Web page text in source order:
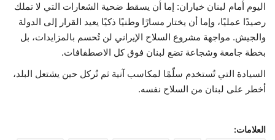
اليوم أمام لبنان خياران: إما أن يسقط ضحية الشعارات التي لا تملك
رصيدًا عمليًا، وإما أن يختار مسارًا وطنيًا ذكيًا يعيد القرار إلى الدولة
والجيش. مواجهة مشروع السلاح الإيراني لن تُحسم بالمزايدات، بل
بخطة جامعة وشجاعة تضع لبنان فوق كل الاصطفافات.
السيادة التي تُستخدم سلّمًا لمكاسب آنية ثم تُركل حين يشتعل البلد،
أخطر على لبنان من السلاح نفسه.
العلامات: